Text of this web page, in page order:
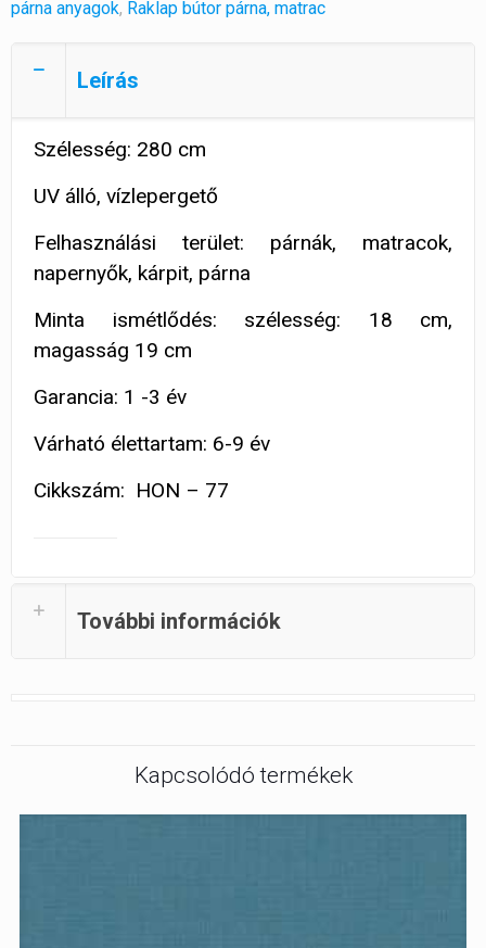
párna anyagok, Raklap bútor párna, matrac
Leírás
Szélesség: 280 cm
UV álló, vízlepergető
Felhasználási terület: párnák, matracok,
napernyők, kárpit, párna
Minta ismétlődés: szélesség: 18 cm,
magasság 19 cm
Garancia: 1 -3 év
Várható élettartam: 6-9 év
Cikkszám: HON – 77
További információk
Kapcsolódó termékek